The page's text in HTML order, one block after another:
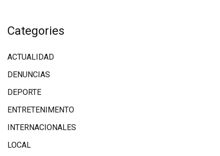
Categories
ACTUALIDAD
DENUNCIAS
DEPORTE
ENTRETENIMENTO
INTERNACIONALES
LOCAL